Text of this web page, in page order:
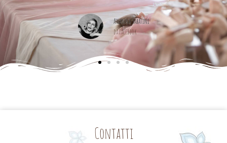
Contatti